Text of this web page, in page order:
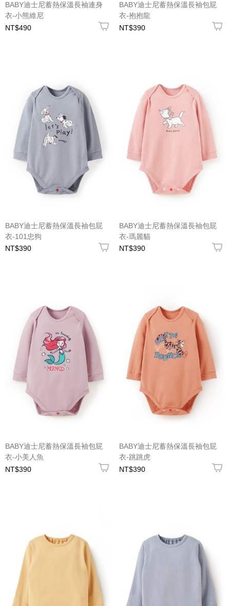
BABY迪士尼蓄熱保溫長袖連身
衣-小熊維尼
NT$490
BABY迪士尼蓄熱保溫長袖包屁
衣-抱抱龍
NT$390
BABY迪士尼蓄熱保溫長袖包屁
衣-101忠狗
NT$390
BABY迪士尼蓄熱保溫長袖包屁
衣-瑪麗貓
NT$390
BABY迪士尼蓄熱保溫長袖包屁
衣-小美人魚
NT$390
BABY迪士尼蓄熱保溫長袖包屁
衣-跳跳虎
NT$390